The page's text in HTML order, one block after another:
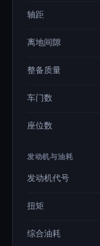
轴距
离地间隙
整备质量
车门数
座位数
发动机与油耗
发动机代号
扭矩
综合油耗